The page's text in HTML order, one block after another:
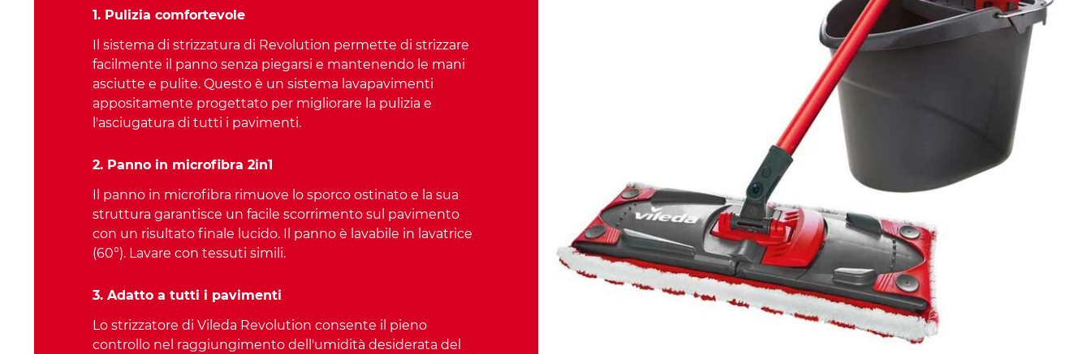
1. Pulizia comfortevole
Il sistema di strizzatura di Revolution permette di strizzare
facilmente il panno senza piegarsi e mantenendo le mani
asciutte e pulite. Questo è un sistema lavapavimenti
appositamente progettato per migliorare la pulizia e
l'asciugatura di tutti i pavimenti.
2. Panno in microfibra 2in1
Il panno in microfibra rimuove lo sporco ostinato e la sua
struttura garantisce un facile scorrimento sul pavimento
con un risultato finale lucido. Il panno è lavabile in lavatrice
(60°). Lavare con tessuti simili.
3. Adatto a tutti i pavimenti
Lo strizzatore di Vileda Revolution consente il pieno
controllo nel raggiungimento dell'umidità desiderata del